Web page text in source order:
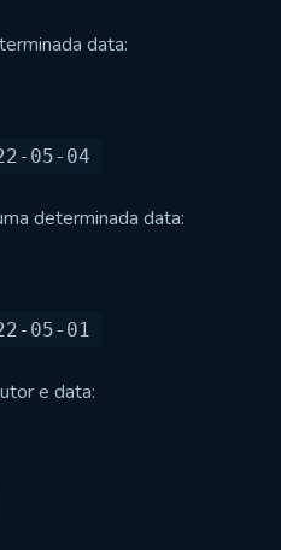
data:
determinada data:
e data: